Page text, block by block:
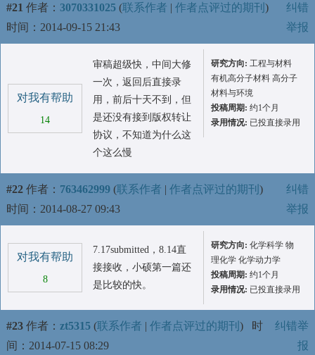
#21 作者： 3070331025 (联系作者 | 作者点评过的期刊 )
时间：2014-09-15 21:43
纠错
举报
对我有帮助
14
审稿超级快，中间大修
一次，返回后直接录
用，前后十天不到，但
是还没有接到版权转让
协议，不知道为什么这
个这么慢
研究方向: 工程与材料
有机高分子材料 高分子
材料与环境
投稿周期: 约1个月
录用情况: 已投直接录用
#22 作者： 763462999 (联系作者 | 作者点评过的期刊 )
时间：2014-08-27 09:43
纠错
举报
对我有帮助
8
7.17submitted，8.14直
接接收，小硕第一篇还
是比较的快。
研究方向: 化学科学 物
理化学 化学动力学
投稿周期: 约1个月
录用情况: 已投直接录用
#23 作者： zt5315 (联系作者 | 作者点评过的期刊 ) 时
间：2014-07-15 08:29
纠错举
报